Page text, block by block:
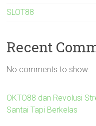
SLOT88
Recent
No comments to show.
OKTO88 dan Revolusi
Santai Tapi Berkelas